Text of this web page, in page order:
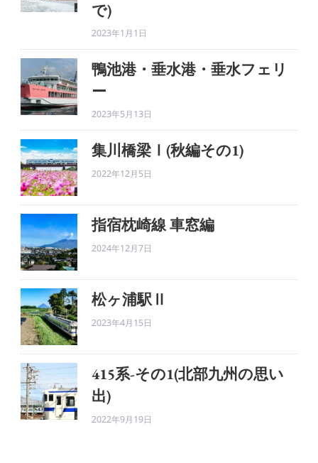
で)
2023年1月1日
鴨池港・垂水港・垂水フェリ
ー
2023年5月13日
集川橋梁Ⅰ(秋編その1)
2022年12月5日
指宿枕崎線 車窓編
2024年12月7日
松ヶ浦駅Ⅱ
2023年4月15日
415系-その1(北部九州の思い
出)
2022年9月19日